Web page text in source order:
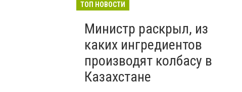
ТОП НОВОСТИ
Министр раскрыл, из
каких ингредиентов
производят колбасу в
Казахстане